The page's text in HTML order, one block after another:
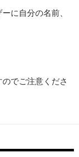
に自分の名前、
でご注意くださ